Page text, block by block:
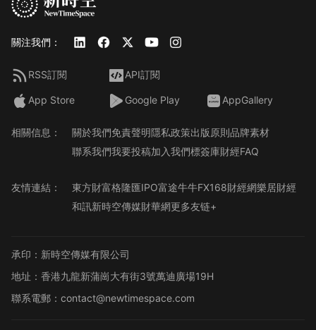
關注我們：
RSS訂閱 API訂閱
App Store Google Play AppGallery
相關信息： 關於我們免責聲明隱私政策出版原則品牌素材
聯系我們我要投稿加入我們標簽庫財經FAQ
友情連結： 東方財富格隆匯IPO富途牛牛FX168財經網樂居財經
和訊新時空傳媒財華網更多友链+
承印：新時空傳媒有限公司
地址：香港九龍新蒲崗大有街3號萬迪廣場19H
聯系電郵：contact@newtimespace.com